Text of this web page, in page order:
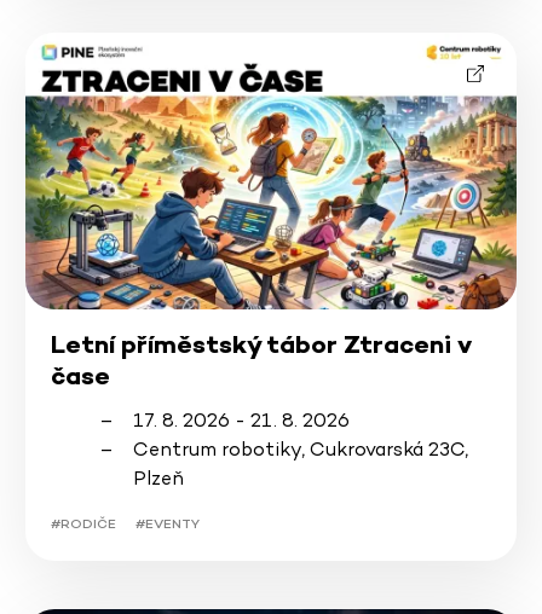
Letní příměstský tábor Ztraceni v
čase
17. 8. 2026 - 21. 8. 2026
Centrum robotiky, Cukrovarská 23C,
Plzeň
#RODIČE #EVENTY